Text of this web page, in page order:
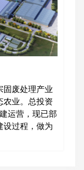
固废处理产业
农业。总投资
运营，现已部
设过程，做为